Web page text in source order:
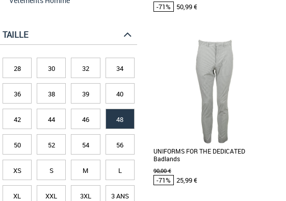
TAILLE
28 30 32 34
36 38 39 40
42 44 46 48
50 52 54 56
XS S M L
XL XXL 3XL 3 ANS
-71% 50,99 €
Vêtements pas cher et Promos Vêtements
Uniforms for the Dedicated est un studio de
vêtements professionnels basé à Stockholm,
UNIFORMS FOR THE DEDICATED
Badlands
90,00 €
-71% 25,99 €